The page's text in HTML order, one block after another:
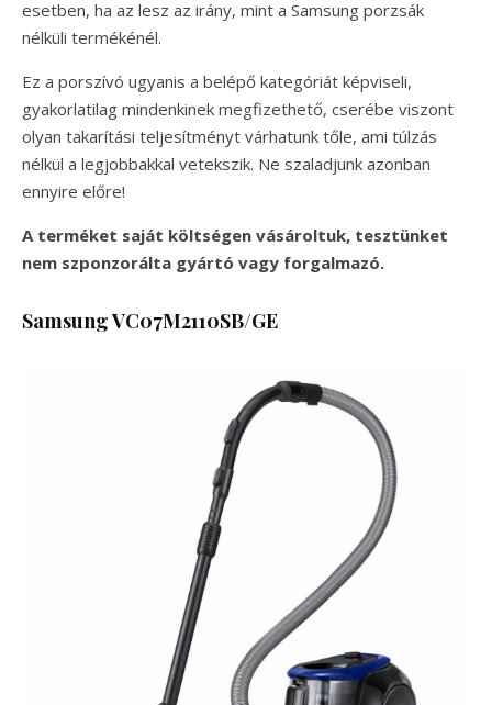
esetben, ha az lesz az irány, mint a Samsung porzsák
nélküli termékénél.
Ez a porszívó ugyanis a belépő kategóriát képviseli,
gyakorlatilag mindenkinek megfizethető, cserébe viszont
olyan takarítási teljesítményt várhatunk tőle, ami túlzás
nélkül a legjobbakkal vetekszik. Ne szaladjunk azonban
ennyire előre!
A terméket saját költségen vásároltuk, tesztünket
nem szponzorálta gyártó vagy forgalmazó.
Samsung VC07M2110SB/GE